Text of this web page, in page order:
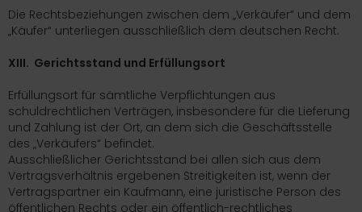
Die Rechtsbeziehungen zwischen dem „Verkäufer“ und dem
„Käufer“ unterliegen ausschließlich dem deutschen Recht.
XIII. Gerichtsstand und Erfüllungsort
Erfüllungsort für sämtliche Verpflichtungen aus
schuldrechtlichen Verträgen, insbesondere für die Lieferung
und Zahlung ist der Ort, an dem sich die Geschäftsstelle
des „Verkäufers“ befindet.
Ausschließlicher Gerichtsstand bei allen sich aus dem
Vertragsverhältnis ergebenen Streitigkeiten ist, wenn der
Vertragspartner ein Kaufmann, eine juristische Person des
öffentlichen Rechts oder ein öffentlich-rechtliches